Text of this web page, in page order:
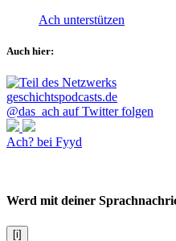
Ach unterstützen
Auch hier:
@das_ach auf Twitter folgen
Ach? bei Fyyd
Werd mit deiner
[i]